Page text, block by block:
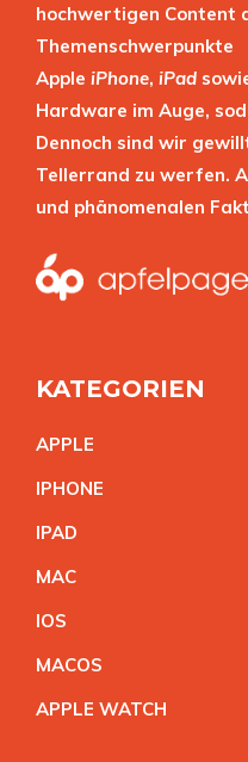
hochwertigen Content
Themenschwerpunkte
Apple iPhone, iPad
Hardware im Auge,
Dennoch sind wir
Tellerrand zu werfen.
und phänomenalen
KATEGORIEN
APPLE
IPHONE
IPAD
MAC
IOS
MACOS
APPLE WATCH